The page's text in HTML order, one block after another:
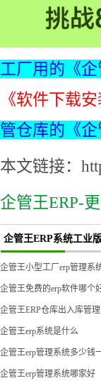
工厂用的《
《软件下载
管仓库的《
本文链接：
企管王ERP-
企管王ERP系统工业
企管王小型工厂erp管理系
企管王免费的erp软件哪个
企管王ERP仓库出入库管
企管王erp系统是什么
企管王erp管理系统多少钱
企管王erp管理系统哪家好